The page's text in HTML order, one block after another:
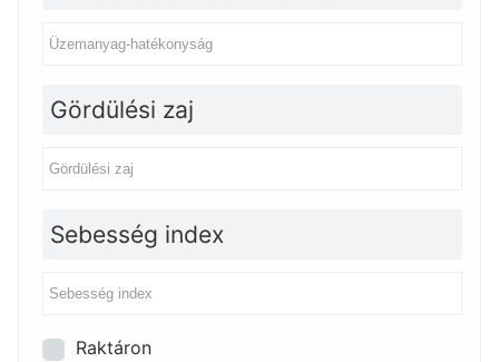
Gördülési zaj
Sebesség index
Raktáron